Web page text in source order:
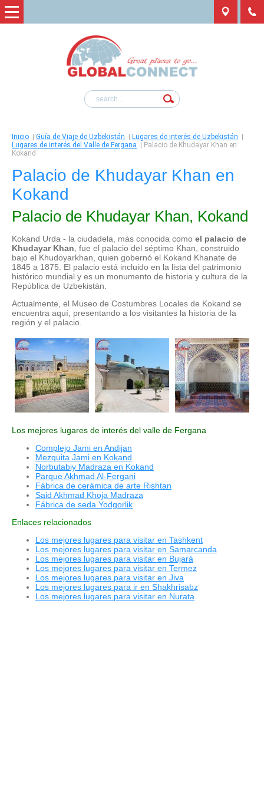
Inicio Guía de Viaje de Uzbekistán Lugares de interés de Uzbekistán
Lugares de interés del Valle de Fergana
Palacio de Khudayar Khan en
Kokand
Palacio de Khudayar Khan en
Kokand
Palacio de Khudayar Khan, Kokand
Kokand Urda - la ciudadela, más conocida como el palacio de
Khudayar Khan , fue el palacio del séptimo Khan, construido
bajo el Khudoyarkhan, quien gobernó el Kokand Khanate de
1845 a 1875. El palacio está incluido en la lista del patrimonio
histórico mundial y es un monumento de historia y cultura de la
República de Uzbekistán.
Actualmente, el Museo de Costumbres Locales de Kokand se
encuentra aquí, presentando a los visitantes la historia de la
región y el palacio.
Los mejores lugares de interés del valle de Fergana
Complejo Jami en Andijan
Mezquita Jami en Kokand
Norbutabiy Madraza en Kokand
Parque Akhmad Al-Fergani
Fábrica de cerámica de arte Rishtan
Said Akhmad Khoja Madraza
Fábrica de seda Yodgorlik
Enlaces relacionados
Los mejores lugares para visitar en Tashkent
Los mejores lugares para visitar en Samarcanda
Los mejores lugares para visitar en Bujará
Los mejores lugares para visitar en Termez
Los mejores lugares para visitar en Jiva
Los mejores lugares para ir en Shakhrisabz
Los mejores lugares para visitar en Nurata